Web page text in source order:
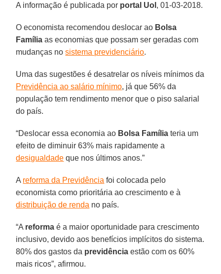
A informação é publicada por portal Uol , 01-03-2018.
O economista recomendou deslocar ao Bolsa
Família as economias que possam ser geradas com
mudanças nosistema previdenciário.
Uma das sugestões é desatrelar os níveis mínimos da
Previdência ao salário mínimo, já que 56% da
população tem rendimento menor que o piso salarial
do país.
“Deslocar essa economia ao Bolsa Família teria um
efeito de diminuir 63% mais rapidamente a
desigualdade que nos últimos anos.”
A reforma da Previdência foi colocada pelo
economista como prioritária ao crescimento e à
distribuição de renda no país.
“A reforma é a maior oportunidade para crescimento
inclusivo, devido aos benefícios implícitos do sistema.
80% dos gastos da previdência estão com os 60%
mais ricos”, afirmou.